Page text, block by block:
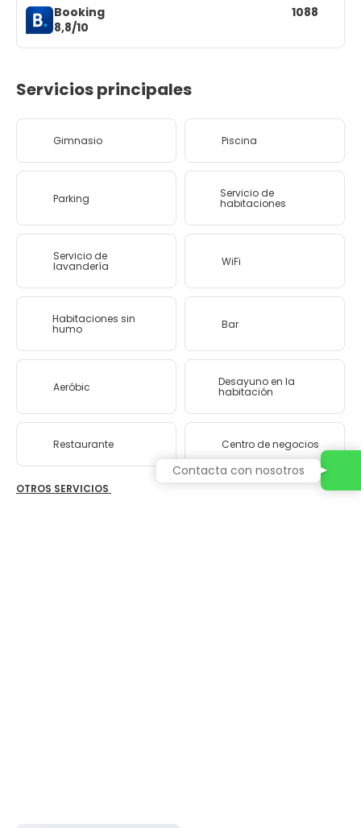
Booking
8,8/10
1088
Servicios principales
Gimnasio Piscina
Parking Servicio de
habitaciones
Servicio de
lavandería WiFi
Habitaciones sin
humo Bar
Aeróbic Desayuno en la
habitación
Restaurante Centro de negocios
OTROS SERVICIOS
Contacta con nosotros